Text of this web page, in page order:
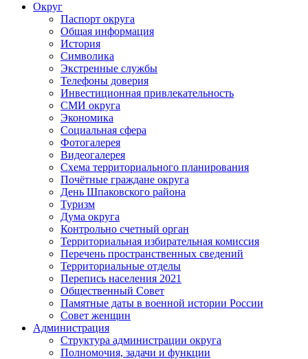
Округ
Паспорт округа
Общая информация
История
Символика
Экстренные службы
Телефоны доверия
Инвестиционная привлекательность
СМИ округа
Экономика
Социальная сфера
Фотогалерея
Видеогалерея
Схема территориального планирования
Почётные граждане округа
День Шпаковского района
Туризм
Дума округа
Контрольно счетный орган
Территориальная избирательная комиссия
Перечень пространственных сведений
Территориальные отделы
Перепись населения 2021
Общественный Совет
Памятные даты в военной истории России
Совет женщин
Администрация
Структура администрации округа
Полномочия, задачи и функции